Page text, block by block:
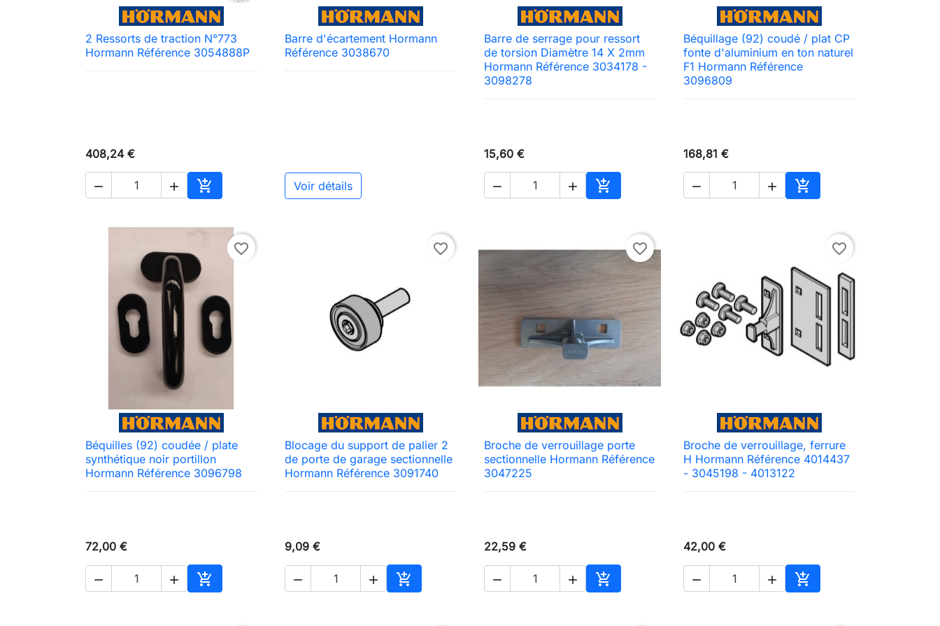
 Aperçu rapide
2 Ressorts de traction N°773
Hormann Référence 3054888P
408,24 €
  
Ajouter au panier
 Aperçu rapide
Barre d'écartement Hormann
Référence 3038670
Voir détails
 Aperçu rapide
Barre de serrage pour ressort
de torsion Diamètre 14 X 2mm
Hormann Référence 3034178 -
3098278
15,60 €
  
Ajouter au panier
 Aperçu rapide
Béquillage (92) coudé / plat CP
fonte d'aluminium en ton naturel
F1 Hormann Référence
3096809
168,81 €
  
Ajouter au panier
favorite_border
 Aperçu rapide
Béquilles (92) coudée / plate
synthétique noir portillon
Hormann Référence 3096798
72,00 €
  
Ajouter au panier
favorite_border
 Aperçu rapide
Blocage du support de palier 2
de porte de garage sectionnelle
Hormann Référence 3091740
9,09 €
  
Ajouter au panier
favorite_border
 Aperçu rapide
Broche de verrouillage porte
sectionnelle Hormann Référence
3047225
22,59 €
  
Ajouter au panier
favorite_border
 Aperçu rapide
Broche de verrouillage, ferrure
H Hormann Référence 4014437
- 3045198 - 4013122
42,00 €
  
Ajouter au panier